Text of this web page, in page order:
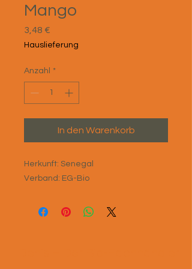
Mango
3,48 €
Hauslieferung
Anzahl *
In den Warenkorb
Herkunft: Senegal
Verband: EG-Bio